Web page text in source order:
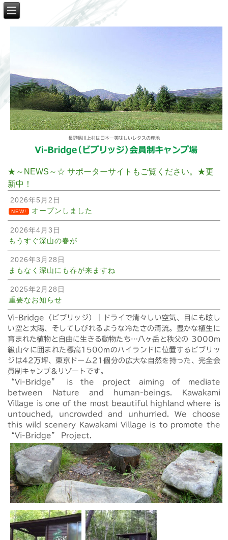
長野県川上村は日本一美味しいレタスの産地
★～NEWS～☆ サポーターサイトもご覧ください。★更
新中！
2026年5月2日
NEW! オープンしました
2026年4月3日
もうすぐ深山の春が
2026年3月28日
まもなく深山にも春が来ますね
2025年2月28日
重要なお知らせ
Vi-Bridge（ビブリッジ）｜ドライで清々しい空気、目にも眩し
い空と太陽、そしてしびれるような冷たさの清流。豊かな植生に
育まれた植物と自由に生きる動物たち…八ヶ岳と秩父の 3000m
級山々に囲まれた標高1500mのハイランドに位置するビブリッ
ジは42万坪、東京ドーム21個分の広大な自然を持った、完全会
員制キャンプ＆リゾートです。
“Vi-Bridge” is the project aiming of mediate
between Nature and human-beings. Kawakami
Village is one of the most beautiful highland where is
untouched, uncrowded and unhurried. We choose
this wild scenery Kawakami Village is to promote the
“Vi-Bridge” Project.